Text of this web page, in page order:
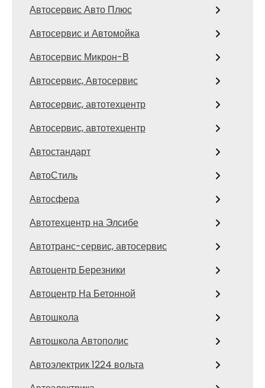
Автосервис Авто Плюс
Автосервис и Автомойка
Автосервис Микрон-В
Автосервис, Автосервис
Автосервис, автотехцентр
Автосервис, автотехцентр
Автостандарт
АвтоСтиль
Автосфера
Автотехцентр на Элсибе
Автотранс-сервис, автосервис
Автоцентр Березники
Автоцентр На Бетонной
Автошкола
Автошкола Автополис
Автоэлектрик 1224 вольта